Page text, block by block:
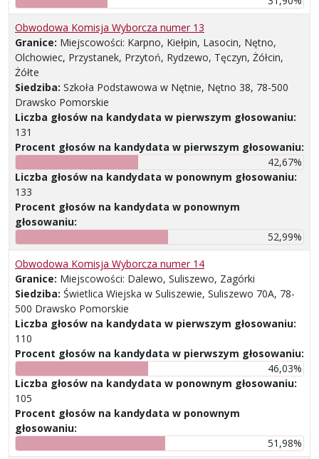
Obwodowa Komisja Wyborcza numer 13
Granice: Miejscowości: Karpno, Kiełpin, Lasocin, Nętno,
Olchowiec, Przystanek, Przytoń, Rydzewo, Tęczyn, Żółcin,
Żółte
Siedziba: Szkoła Podstawowa w Nętnie, Nętno 38, 78-500
Drawsko Pomorskie
Liczba głosów na kandydata w pierwszym głosowaniu:
131
Procent głosów na kandydata w pierwszym głosowaniu:
42,67%
Liczba głosów na kandydata w ponownym głosowaniu:
133
Procent głosów na kandydata w ponownym
głosowaniu:
52,99%
Obwodowa Komisja Wyborcza numer 14
Granice: Miejscowości: Dalewo, Suliszewo, Zagórki
Siedziba: Świetlica Wiejska w Suliszewie, Suliszewo 70A, 78-
500 Drawsko Pomorskie
Liczba głosów na kandydata w pierwszym głosowaniu:
110
Procent głosów na kandydata w pierwszym głosowaniu:
46,03%
Liczba głosów na kandydata w ponownym głosowaniu:
105
Procent głosów na kandydata w ponownym
głosowaniu:
51,98%